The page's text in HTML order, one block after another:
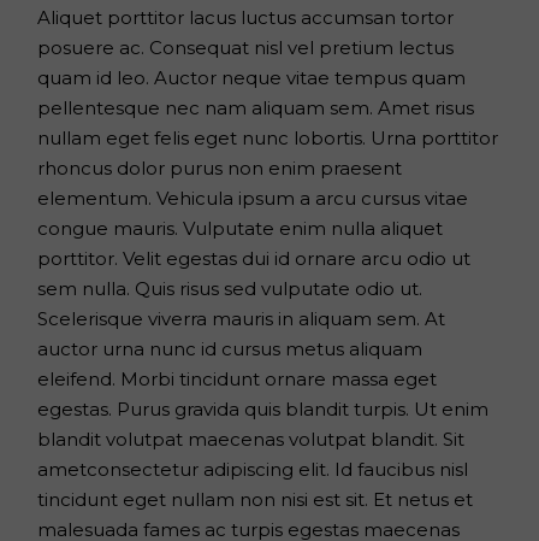
Aliquet porttitor lacus luctus accumsan tortor
posuere ac. Consequat nisl vel pretium lectus
quam id leo. Auctor neque vitae tempus quam
pellentesque nec nam aliquam sem. Amet risus
nullam eget felis eget nunc lobortis. Urna porttitor
rhoncus dolor purus non enim praesent
elementum. Vehicula ipsum a arcu cursus vitae
congue mauris. Vulputate enim nulla aliquet
porttitor. Velit egestas dui id ornare arcu odio ut
sem nulla. Quis risus sed vulputate odio ut.
Scelerisque viverra mauris in aliquam sem. At
auctor urna nunc id cursus metus aliquam
eleifend. Morbi tincidunt ornare massa eget
egestas. Purus gravida quis blandit turpis. Ut enim
blandit volutpat maecenas volutpat blandit. Sit
ametconsectetur adipiscing elit. Id faucibus nisl
tincidunt eget nullam non nisi est sit. Et netus et
malesuada fames ac turpis egestas maecenas